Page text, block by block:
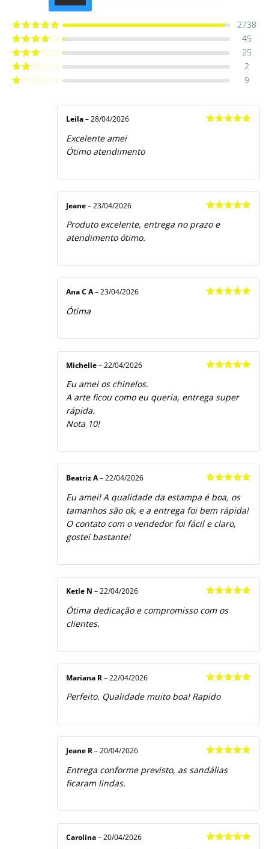
Avaliação5
2738
Avaliação
45
Avaliação
25
Avaliação
2
9
Leila – 28/04/2026
Excelente amei
Ótimo atendimento
de 5
Jeane – 23/04/2026
Produto excelente, entrega no prazo e
atendimento ótimo.
Ana C A– 23/04/2026
Ótima
Michelle – 22/04/2026
Eu amei os chinelos.
A arte ficou como eu queria, entrega super
rápida.
Nota 10!
de 5
Beatriz A– 22/04/2026
Eu amei! A qualidade da estampa é boa, os
tamanhos são ok, e a entrega foi bem rápida!
O contato com o vendedor foi fácil e claro,
gostei bastante!
de 5
Ketle N – 22/04/2026
Ótima dedicação e compromisso com os
clientes.
de 5
Mariana R – 22/04/2026
Perfeito. Qualidade muito boa! Rapido
de 5
Jeane R – 20/04/2026
Entrega conforme previsto, as sandálias
ficaram lindas.
Carolina – 20/04/2026